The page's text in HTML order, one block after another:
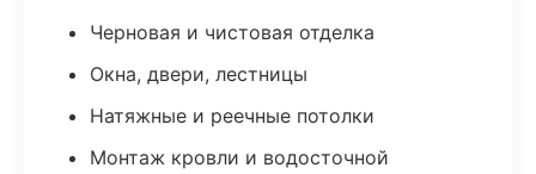
Черновая и чистовая отделка
Окна, двери, лестницы
Натяжные и реечные потолки
Монтаж кровли и водосточной